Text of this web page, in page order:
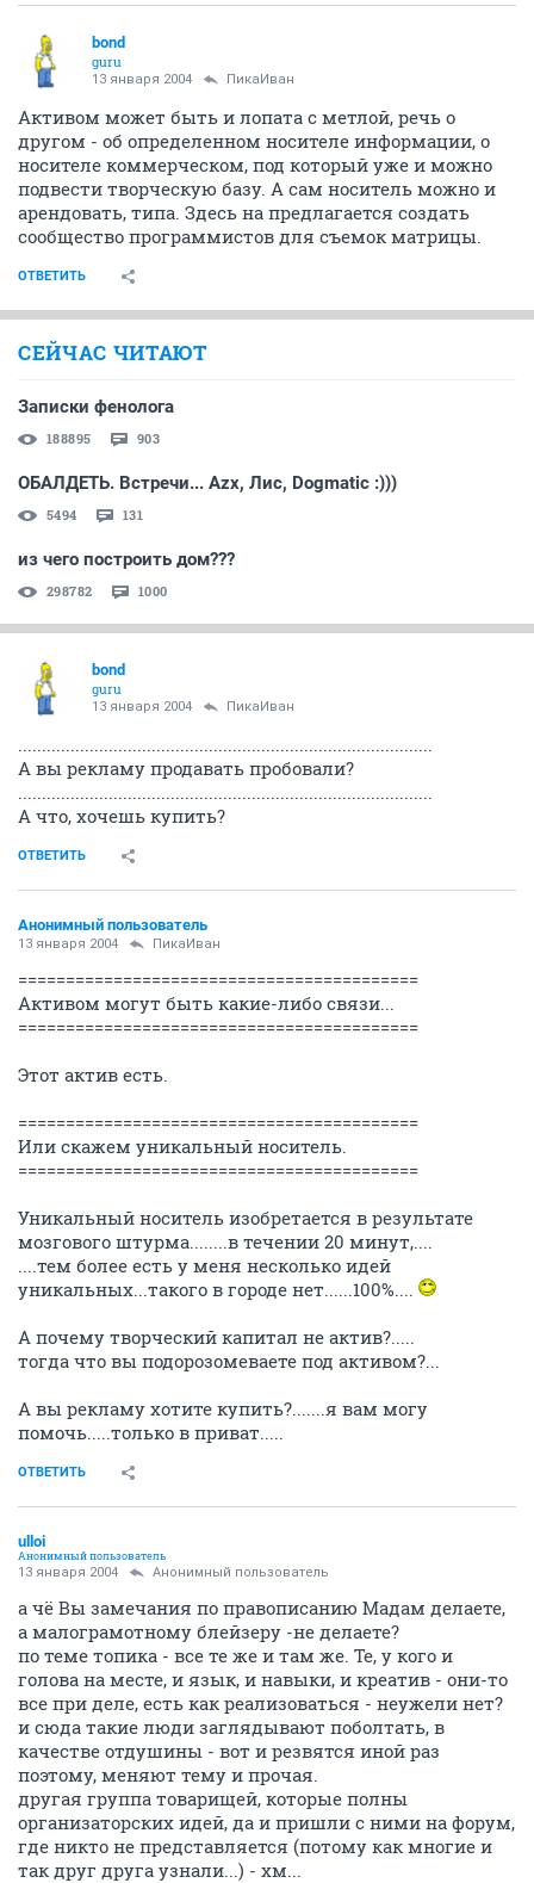
bond
guru
13 января 2004 ПикаИван
Активом может быть и лопата с метлой, речь о
другом - об определенном носителе информации, о
носителе коммерческом, под который уже и можно
подвести творческую базу. А сам носитель можно и
арендовать, типа. Здесь на предлагается создать
сообщество программистов для съемок матрицы.
ОТВЕТИТЬ
СЕЙЧАС ЧИТАЮТ
Записки фенолога
188895 903
ОБАЛДЕТЬ. Встречи... Azx, Лис, Dogmatic :)))
5494 131
из чего построить дом???
298782 1000
bond
guru
13 января 2004 ПикаИван
.......................................................................................
А вы рекламу продавать пробовали?
.......................................................................................
А что, хочешь купить?
ОТВЕТИТЬ
Анонимный пользователь
13 января 2004 ПикаИван
==========================================
Активом могут быть какие-либо связи...
==========================================
Этот актив есть.
==========================================
Или скажем уникальный носитель.
==========================================
Уникальный носитель изобретается в результате
мозгового штурма........в течении 20 минут,....
....тем более есть у меня несколько идей
уникальных...такого в городе нет......100%....
А почему творческий капитал не актив?.....
тогда что вы подорозомеваете под активом?...
А вы рекламу хотите купить?.......я вам могу
помочь.....только в приват.....
ОТВЕТИТЬ
ulloi
Анонимный пользователь
13 января 2004 Анонимный пользователь
а чё Вы замечания по правописанию Мадам делаете,
а малограмотному блейзеру -не делаете?
по теме топика - все те же и там же. Те, у кого и
голова на месте, и язык, и навыки, и креатив - они-то
все при деле, есть как реализоваться - неужели нет?
и сюда такие люди заглядывают поболтать, в
качестве отдушины - вот и резвятся иной раз
поэтому, меняют тему и прочая.
другая группа товарищей, которые полны
организаторских идей, да и пришли с ними на форум,
где никто не представляется (потому как многие и
так друг друга узнали...) - хм...